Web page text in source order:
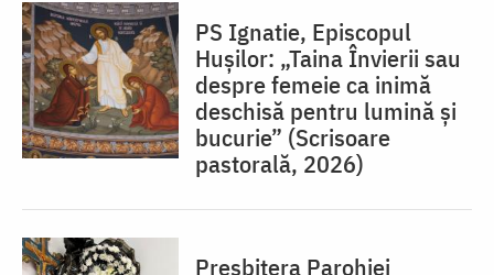
PS Ignatie, Episcopul
Hușilor: „Taina Învierii sau
despre femeie ca inimă
deschisă pentru lumină şi
bucurie” (Scrisoare
pastorală, 2026)
Presbitera Parohiei